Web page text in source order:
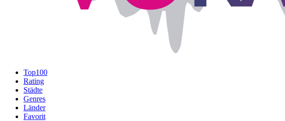
Top100
Rating
Städte
Genres
Länder
Favorit